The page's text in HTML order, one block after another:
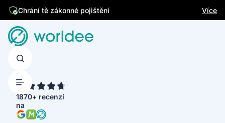
Chrání tě zákonné pojištění
Více
1870+ recenzí
na